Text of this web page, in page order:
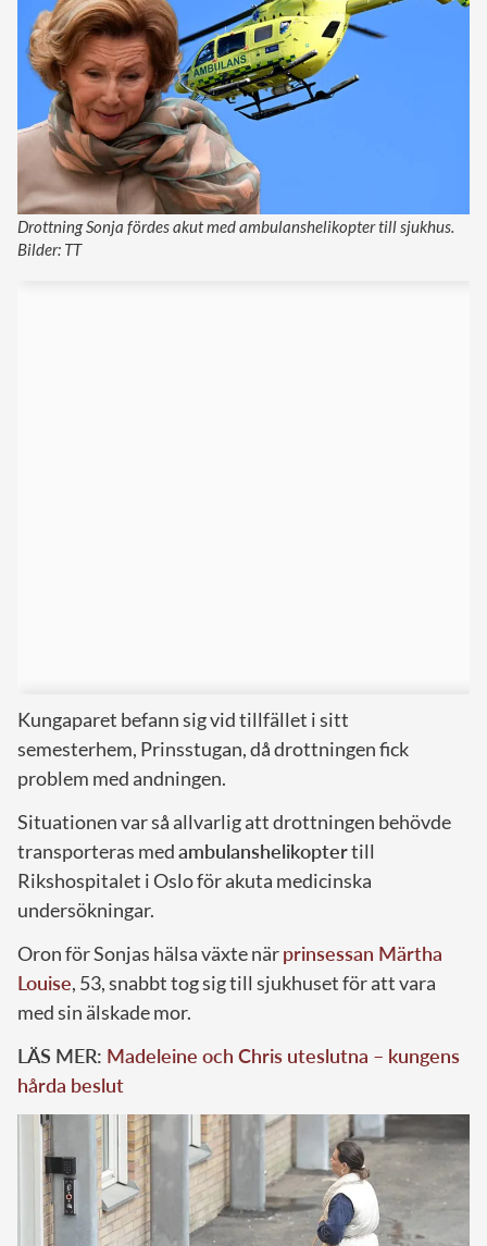
Drottning Sonja fördes akut med ambulanshelikopter till sjukhus.
Bilder: TT
Kungaparet befann sig vid tillfället i sitt
semesterhem, Prinsstugan, då drottningen fick
problem med andningen.
Situationen var så allvarlig att drottningen behövde
transporteras medambulanshelikoptertill
Rikshospitalet i Oslo för akuta medicinska
undersökningar.
Oron för Sonjas hälsa växte närprinsessan Märtha
Louise, 53, snabbt tog sig till sjukhuset för att vara
med sin älskade mor.
LÄS MER: Madeleine och Chris uteslutna – kungens
hårda beslut